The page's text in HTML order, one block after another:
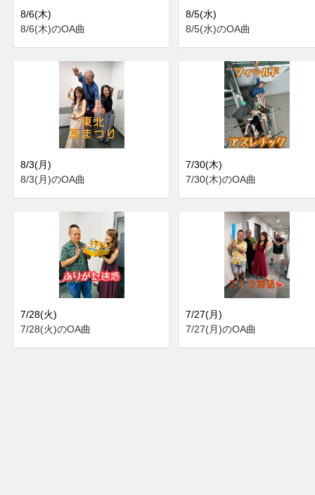
8/6(木)
8/6(木)のOA曲
8/5(水)
8/5(水)のOA曲
8/3(月)
8/3(月)のOA曲
7/30(木)
7/30(木)のOA曲
7/28(火)
7/28(火)のOA曲
7/27(月)
7/27(月)のOA曲